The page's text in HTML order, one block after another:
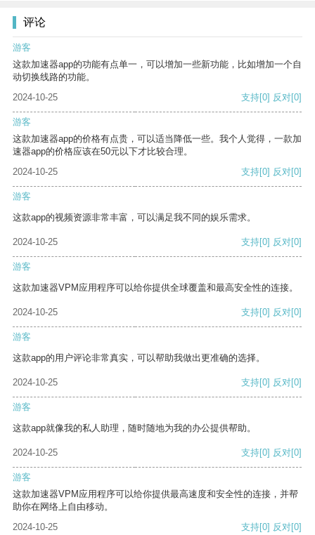
评论
游客
这款加速器app的功能有点单一，可以增加一些新功能，比如增加一个自
动切换线路的功能。
2024-10-25
支持[0] 反对[0]
游客
这款加速器app的价格有点贵，可以适当降低一些。我个人觉得，一款加
速器app的价格应该在50元以下才比较合理。
2024-10-25
支持[0] 反对[0]
游客
这款app的视频资源非常丰富，可以满足我不同的娱乐需求。
2024-10-25 支持[0] 反对[0]
游客
这款加速器VPM应用程序可以给你提供全球覆盖和最高安全性的连接。
2024-10-25 支持[0] 反对[0]
游客
这款app的用户评论非常真实，可以帮助我做出更准确的选择。
2024-10-25 支持[0] 反对[0]
游客
这款app就像我的私人助理，随时随地为我的办公提供帮助。
2024-10-25 支持[0] 反对[0]
游客
这款加速器VPM应用程序可以给你提供最高速度和安全性的连接，并帮
助你在网络上自由移动。
2024-10-25
支持[0] 反对[0]